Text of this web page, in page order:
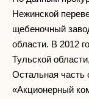
Нежинской
щебеночный
области. В 2012
Тульской
Остальная часть
«Акционерный